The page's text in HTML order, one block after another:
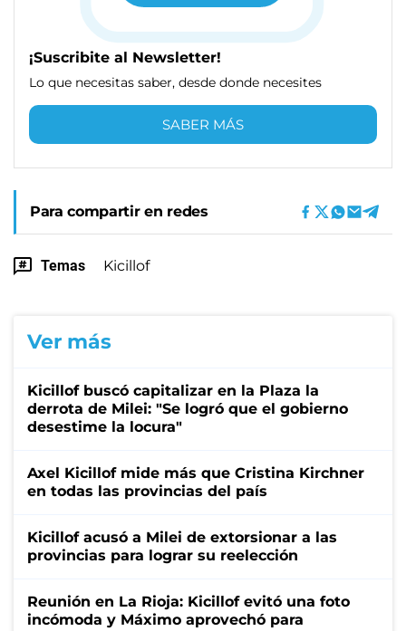
¡Suscribite al Newsletter!
Lo que necesitas saber, desde donde necesites
SABER MÁS
Para compartir en redes
Temas Kicillof
Ver más
Kicillof buscó capitalizar en la Plaza la
derrota de Milei: "Se logró que el gobierno
desestime la locura"
Axel Kicillof mide más que Cristina Kirchner
en todas las provincias del país
Kicillof acusó a Milei de extorsionar a las
provincias para lograr su reelección
Reunión en La Rioja: Kicillof evitó una foto
incómoda y Máximo aprovechó para